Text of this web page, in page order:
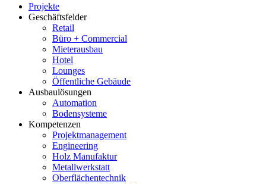
Projekte
Geschäftsfelder
Retail
Büro + Commercial
Mieterausbau
Hotel
Lounges
Öffentliche Gebäude
Ausbaulösungen
Automation
Bodensysteme
Kompetenzen
Projektmanagement
Engineering
Holz Manufaktur
Metallwerkstatt
Oberflächentechnik